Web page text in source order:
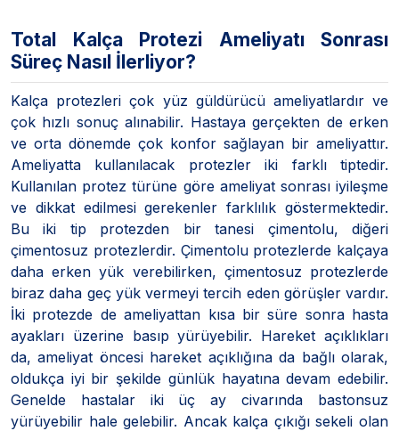
Total Kalça Protezi Ameliyatı Sonrası
Süreç Nasıl İlerliyor?
Kalça protezleri çok yüz güldürücü ameliyatlardır ve
çok hızlı sonuç alınabilir. Hastaya gerçekten de erken
ve orta dönemde çok konfor sağlayan bir ameliyattır.
Ameliyatta kullanılacak protezler iki farklı tiptedir.
Kullanılan protez türüne göre ameliyat sonrası iyileşme
ve dikkat edilmesi gerekenler farklılık göstermektedir.
Bu iki tip protezden bir tanesi çimentolu, diğeri
çimentosuz protezlerdir. Çimentolu protezlerde kalçaya
daha erken yük verebilirken, çimentosuz protezlerde
biraz daha geç yük vermeyi tercih eden görüşler vardır.
İki protezde de ameliyattan kısa bir süre sonra hasta
ayakları üzerine basıp yürüyebilir. Hareket açıklıkları
da, ameliyat öncesi hareket açıklığına da bağlı olarak,
oldukça iyi bir şekilde günlük hayatına devam edebilir.
Genelde hastalar iki üç ay civarında bastonsuz
yürüyebilir hale gelebilir. Ancak kalça çıkığı sekeli olan